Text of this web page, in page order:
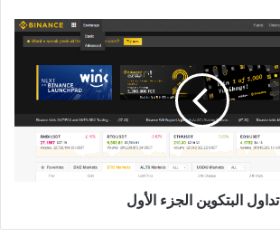
تداول البتكوين الجزء الأول